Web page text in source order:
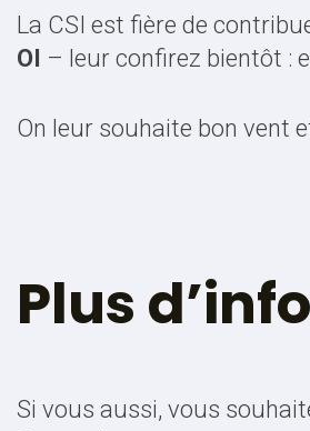
La CSI est fière de
OI – leur confirez bientôt :
On leur souhaite bon vent
Plus
Si vous aussi, vous